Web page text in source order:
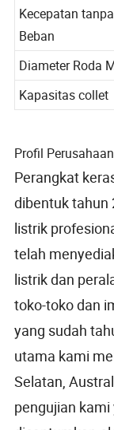
Kecepatan tanpa
Beban
Diameter Roda
Kapasitas collet
Profil Perusahaan
Perangkat
dibentuk tahun
listrik
telah
listrik dan
toko-toko dan
yang sudah
utama kami
Selatan,
pengujian